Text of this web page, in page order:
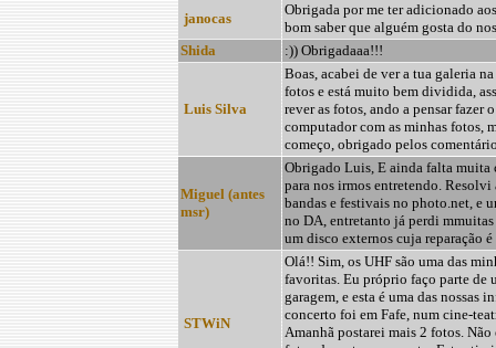
janocas
Obrigada por me ter adicionado
bom saber que alguém gosta do
Shida
:)) Obrigadaaa!!!
Luis Silva
Boas, acabei de ver a tua galeria
fotos e está muito bem dividida,
rever as fotos, ando a pensar fazer
computador com as minhas fotos,
começo, obrigado pelos
Miguel (antes
msr)
Obrigado Luis, E ainda falta muita
para nos irmos entretendo. Resolvi
bandas e festivais no photo.net, e
no DA, entretanto já perdi mmuitas
um disco externos cuja reparação é
STWiN
Olá!! Sim, os UHF são uma das
favoritas. Eu próprio faço parte de
garagem, e esta é uma das nossas
concerto foi em Fafe, num cine-
Amanhã postarei mais 2 fotos.